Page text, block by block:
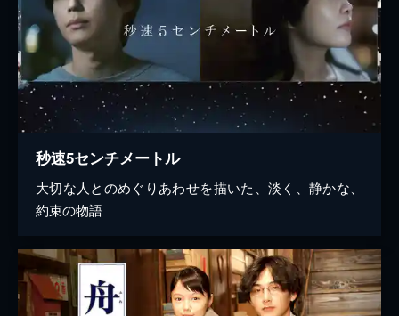
秒速5センチメートル
大切な人とのめぐりあわせを描いた、淡く、静かな、
約束の物語